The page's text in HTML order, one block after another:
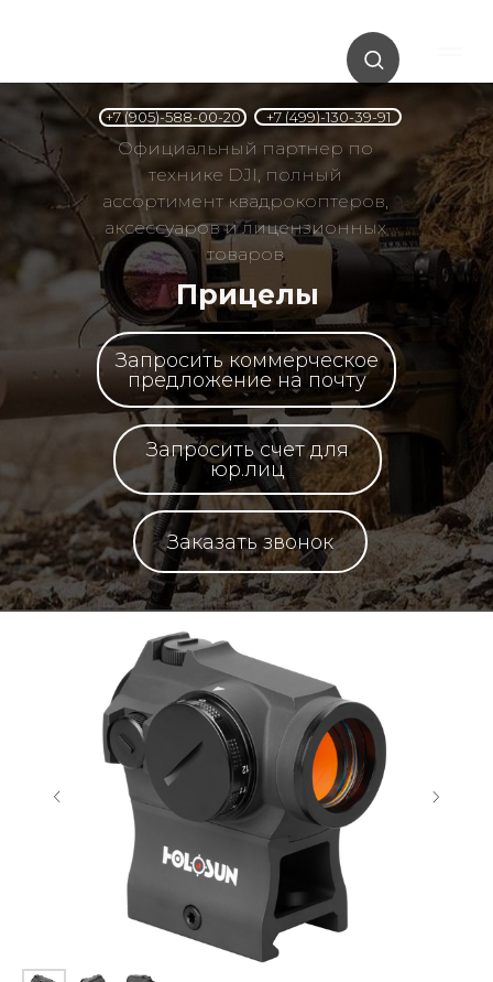
Прицелы
Официальный партнер по
технике DJI, полный
ассортимент квадрокоптеров,
аксессуаров и лицензионных
товаров
Заказать звонок
Запросить коммерческое
предложение на почту
Запросить счет для
юр.лиц
+7 (499)-130-39-91
+7 (905)-588-00-20